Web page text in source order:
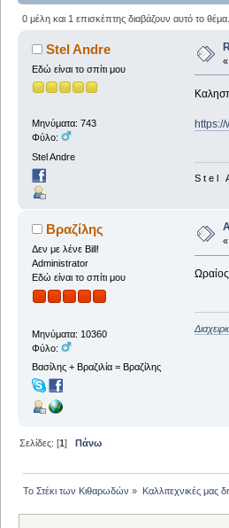
0 μέλη και 1 επισκέπτης διαβάζουν αυτό το θέμα.
Stel Andre
Εδώ είναι το σπίτι μου
Μηνύματα: 743
Φύλο:
Stel Andre
«
https://
S t e l
Βραζίλης
Δεν με λένε Bill!
Administrator
Εδώ είναι το σπίτι μου
Μηνύματα: 10360
Φύλο:
Βασίλης + Βραζιλία = Βραζίλης
«
Σελίδες: [1]Πάνω
Το Στέκι των Κιθαρωδών » Καλλιτεχνικές μας